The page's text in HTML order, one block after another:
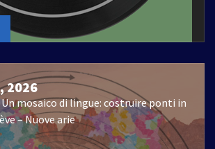
2026
Un mosaico di lingue: costruire ponti in
– Nuove arie